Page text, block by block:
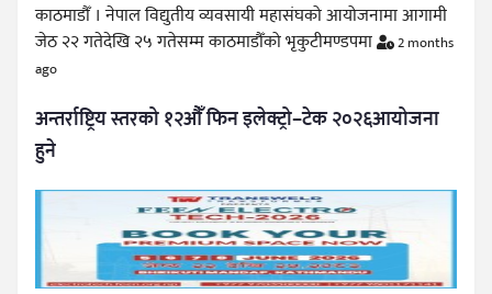
काठमाडौँ । नेपाल विद्युतीय व्यवसायी महासंघको आयोजनामा आगामी
जेठ २२ गतेदेखि २५ गतेसम्म काठमाडौँको भृकुटीमण्डपमा
2 months
ago
अन्तर्राष्ट्रिय स्तरको १२औँ फिन इलेक्ट्रो–टेक २०२६आयोजना
हुने